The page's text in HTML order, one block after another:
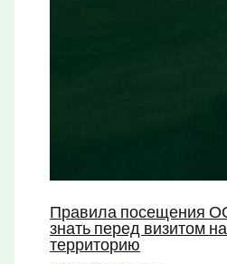
Правила посещения
знать перед визитом
территорию